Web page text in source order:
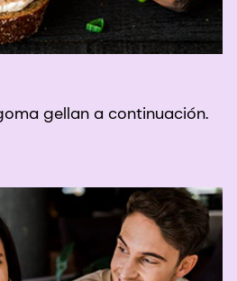
gellan a continuación.